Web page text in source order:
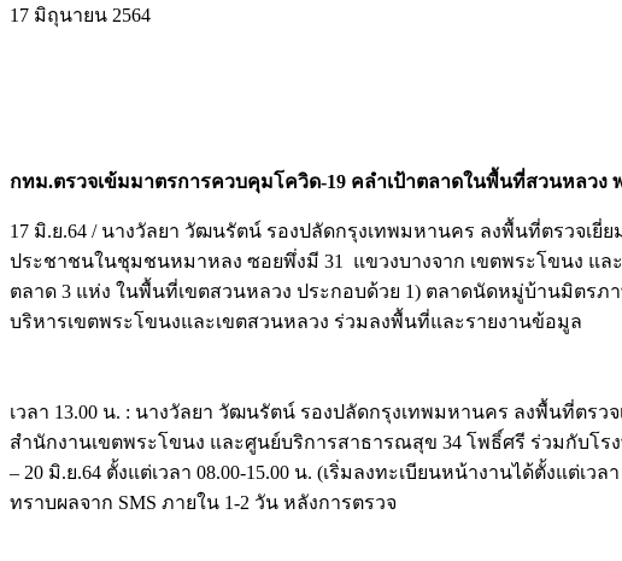
17 มิถุนายน 2564
กทม.ตรวจเข้มมาตรการควบคุมโควิด-19 คลำเป้าตลาดในพื้นที่สวนหลวง
17 มิ.ย.64 / นางวัลยา วัฒนรัตน์ รองปลัดกรุงเทพมหานคร ลงพื้นที่ตรวจเยี่
ประชาชนในชุมชนหมาหลง ซอยพึ่งมี 31 แขวงบางจาก เขตพระโขนง แล
ตลาด 3 แห่ง ในพื้นที่เขตสวนหลวง ประกอบด้วย 1) ตลาดนัดหมู่บ้านมิตร
บริหารเขตพระโขนงและเขตสวนหลวง ร่วมลงพื้นที่และรายงานข้อมูล
เวลา 13.00 น. : นางวัลยา วัฒนรัตน์ รองปลัดกรุงเทพมหานคร ลงพื้นที่ตรว
สำนักงานเขตพระโขนง และศูนย์บริการสาธารณสุข 34 โพธิ์ศรี ร่วมกับโร
– 20 มิ.ย.64 ตั้งแต่เวลา 08.00-15.00 น. (เริ่มลงทะเบียนหน้างานได้ตั้งแต่
ทราบผลจาก SMS ภายใน 1-2 วัน หลังการตรวจ